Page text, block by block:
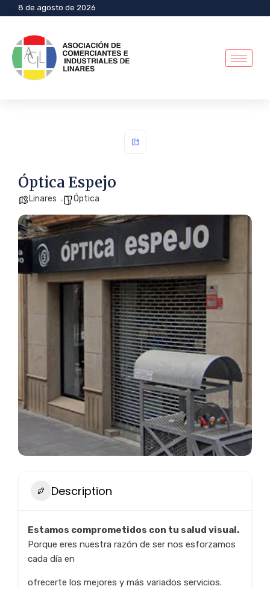
8 de agosto de 2026
Óptica Espejo
Linares Óptica
Description
Estamos comprometidos con tu salud visual.
Porque eres nuestra razón de ser nos esforzamos
cada día en
ofrecerte los mejores y más variados servicios.